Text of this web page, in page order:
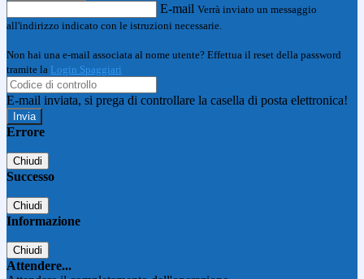
E-mail Verrà inviato un messaggio
all'indirizzo indicato con le istruzioni necessarie.
Non hai una e-mail associata al nome utente? Effettua il reset della password
tramite la Login Spaggiari
E-mail inviata, si prega di controllare la casella di posta elettronica!
Errore
Chiudi
Successo
Chiudi
Informazione
Chiudi
Attendere...